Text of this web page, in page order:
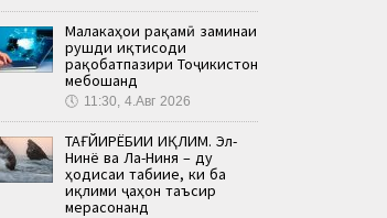
Малакаҳои рақамӣ заминаи
рушди иқтисоди
рақобатпазири Тоҷикистон
мебошанд
🕔 11:30, 4.Авг 2026
ТАҒЙИРЁБИИ ИҚЛИМ. Эл-
Нинё ва Ла-Ниня – ду
ҳодисаи табиие, ки ба
иқлими ҷаҳон таъсир
мерасонанд